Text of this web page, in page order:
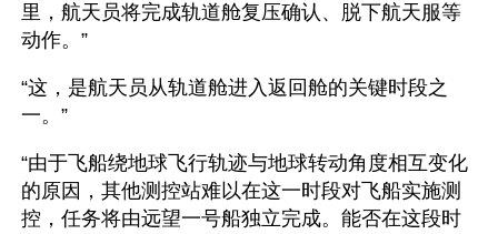
里，航天员将完成轨道舱复压确认、脱下航天服等
动作。”
“这，是航天员从轨道舱进入返回舱的关键时段之
一。”
“由于飞船绕地球飞行轨迹与地球转动角度相互变化
的原因，其他测控站难以在这一时段对飞船实施测
控，任务将由远望一号船独立完成。能否在这段时